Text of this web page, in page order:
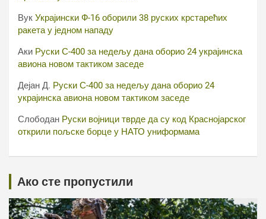
Вук Украјински Ф-16 оборили 38 руских крстарећих
ракета у једном нападу
Аки Руски С-400 за недељу дана оборио 24 украјинска
авиона новом тактиком заседе
Дејан Д. Руски С-400 за недељу дана оборио 24
украјинска авиона новом тактиком заседе
Слободан Руски војници тврде да су код Краснојарског
открили пољске борце у НАТО униформама
Ако сте пропустили